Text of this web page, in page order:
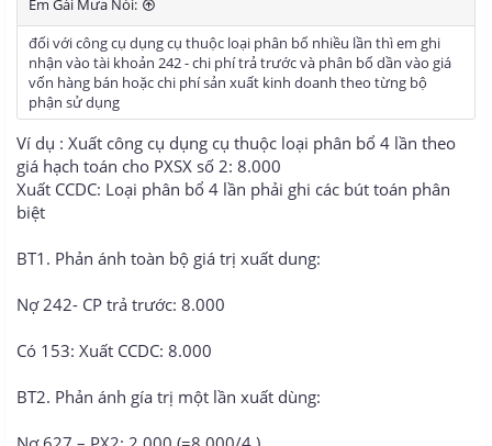
Em Gái Mưa Nói:
đối với công cụ dụng cụ thuộc loại phân bổ nhiều lần thì em ghi
nhận vào tài khoản 242 - chi phí trả trước và phân bổ dần vào giá
vốn hàng bán hoặc chi phí sản xuất kinh doanh theo từng bộ
phận sử dụng
Ví dụ : Xuất công cụ dụng cụ thuộc loại phân bổ 4 lần theo
giá hạch toán cho PXSX số 2: 8.000
Xuất CCDC: Loại phân bổ 4 lần phải ghi các bút toán phân
biệt
BT1. Phản ánh toàn bộ giá trị xuất dung:
Nợ 242- CP trả trước: 8.000
Có 153: Xuất CCDC: 8.000
BT2. Phản ánh gía trị một lần xuất dùng: